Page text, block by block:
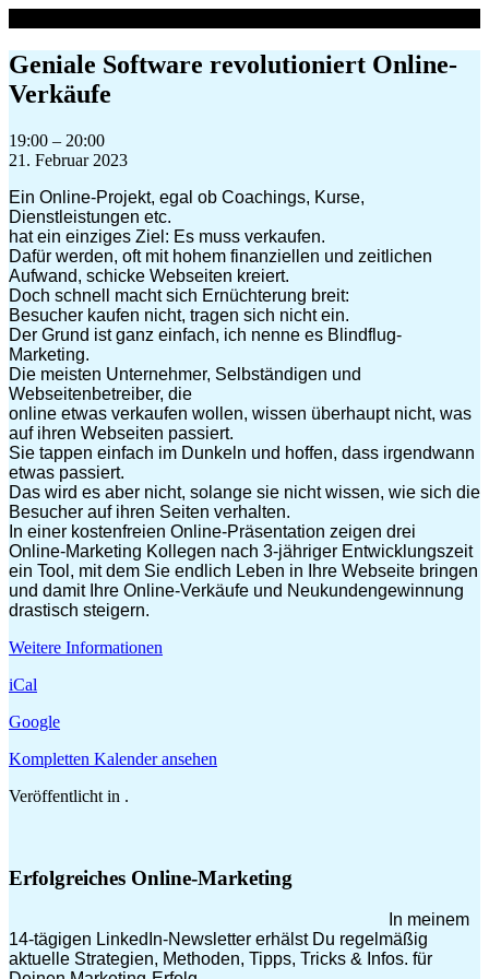
springen
Geniale Software revolutioniert Online-
Verkäufe
Geniale
Software
Online-
Verkäufe
19:00 – 20:00
21. Februar 2023
Ein Online-Projekt, egal ob Coachings, Kurse,
Dienstleistungen etc.
hat ein einziges Ziel: Es muss verkaufen.
Dafür werden, oft mit hohem finanziellen und zeitlichen
Aufwand, schicke Webseiten kreiert.
Doch schnell macht sich Ernüchterung breit:
Besucher kaufen nicht, tragen sich nicht ein.
Der Grund ist ganz einfach, ich nenne es Blindflug-
Marketing.
Die meisten Unternehmer, Selbständigen und
Webseitenbetreiber, die
online etwas verkaufen wollen, wissen überhaupt nicht, was
auf ihren Webseiten passiert.
Sie tappen einfach im Dunkeln und hoffen, dass irgendwann
etwas passiert.
Das wird es aber nicht, solange sie nicht wissen, wie sich die
Besucher auf ihren Seiten verhalten.
In einer kostenfreien Online-Präsentation zeigen drei
Online-Marketing Kollegen nach 3-jähriger Entwicklungszeit
ein Tool, mit dem Sie endlich Leben in Ihre Webseite bringen
und damit Ihre Online-Verkäufe und Neukundengewinnung
drastisch steigern.
Weitere Informationen
iCal
Google
Kompletten Kalender ansehen
Veröffentlicht in .
Erfolgreiches Online-Marketing
In meinem
14-tägigen LinkedIn-Newsletter erhälst Du regelmäßig
aktuelle Strategien, Methoden, Tipps, Tricks & Infos. für